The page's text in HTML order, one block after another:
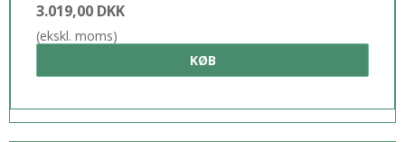
3.019,00 DKK
(ekskl. moms)
KØB